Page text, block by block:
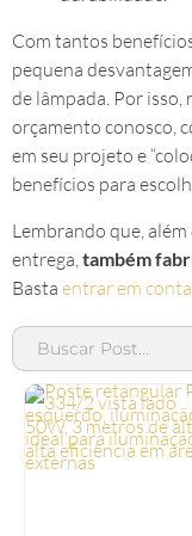
Com tantos
pequena
de lâmpada. Por isso,
orçamento conosco,
em seu projeto e
benefícios para
Lembrando que,
entrega,também
Basta entrar em
Search
for: